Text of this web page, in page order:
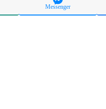
Messenger